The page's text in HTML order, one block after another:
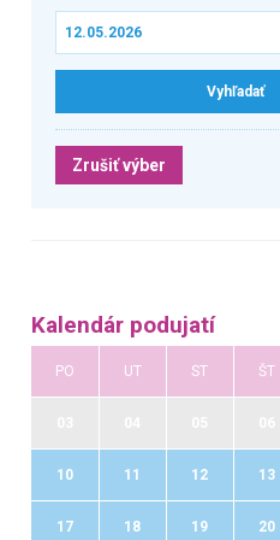
Zrušiť výber
Kalendár podujatí
PO UT ST ŠT
10 11 12 13
17 18 19 20